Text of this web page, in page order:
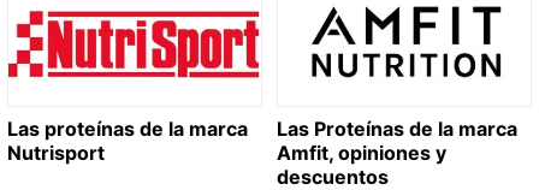
Las proteínas de la marca
Nutrisport
Las Proteínas de la marca
Amfit, opiniones y
descuentos